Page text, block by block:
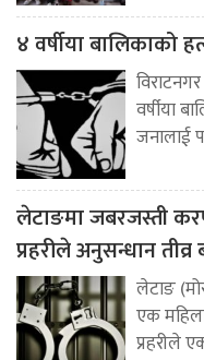
४ वर्षीया बालिकाको
वर्षीया
जनालाई
लेटाङमा जबरजस्ती
प्रहरीले अनुसन्धान तीव्र
लेटाङ
एक
प्रहरीले